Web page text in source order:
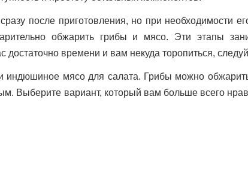
после приготовления, но при необходимости
обжарить грибы и мясо. Эти этапы
достаточно времени и вам некуда торопиться,
индюшиное мясо для салата. Грибы можно
Выберите вариант, который вам больше всего